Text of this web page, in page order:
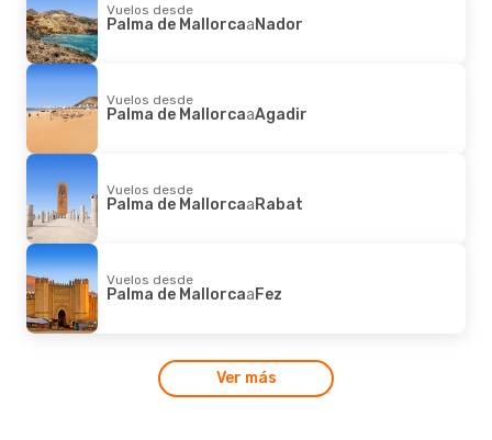
Vuelos desde
Palma de MallorcaaNador
Vuelos desde
Palma de MallorcaaAgadir
Vuelos desde
Palma de MallorcaaRabat
Vuelos desde
Palma de MallorcaaFez
Ver más